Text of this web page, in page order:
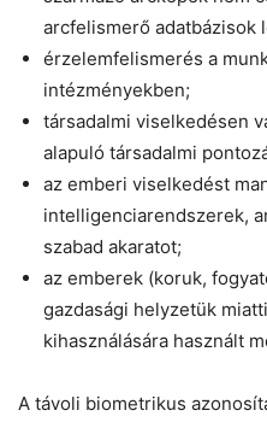
arcfelismerő adatbázisok
érzelemfelismerés a
intézményekben;
társadalmi viselkedésen
alapuló társadalmi
az emberi viselkedést
intelligenciarendszerek,
szabad akaratot;
az emberek (koruk,
gazdasági helyzetük
kihasználására használt
A távoli biometrikus